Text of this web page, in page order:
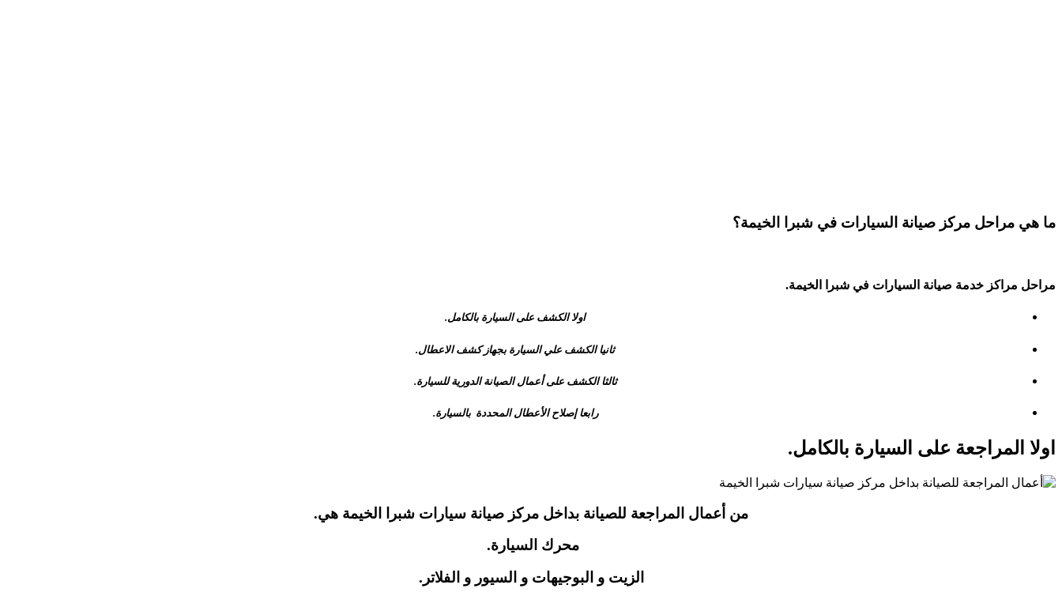
ما هي مراحل مركز صيانة السيارات في شبرا الخيمة؟
مراحل مراكز خدمة صيانة السيارات في شبرا الخيمة.
اولا الكشف على السيارة بالكامل.
ثانيا الكشف علي السيارة بجهاز كشف الاعطال.
ثالثا الكشف على أعمال الصيانة الدورية للسيارة.
رابعا إصلاح الأعطال المحددة بالسيارة.
اولا المراجعة على السيارة بالكامل.
من أعمال المراجعة للصيانة بداخل مركز صيانة سيارات شبرا الخيمة هي.
محرك السيارة.
الزيت و البوجيهات و السيور و الفلاتر.